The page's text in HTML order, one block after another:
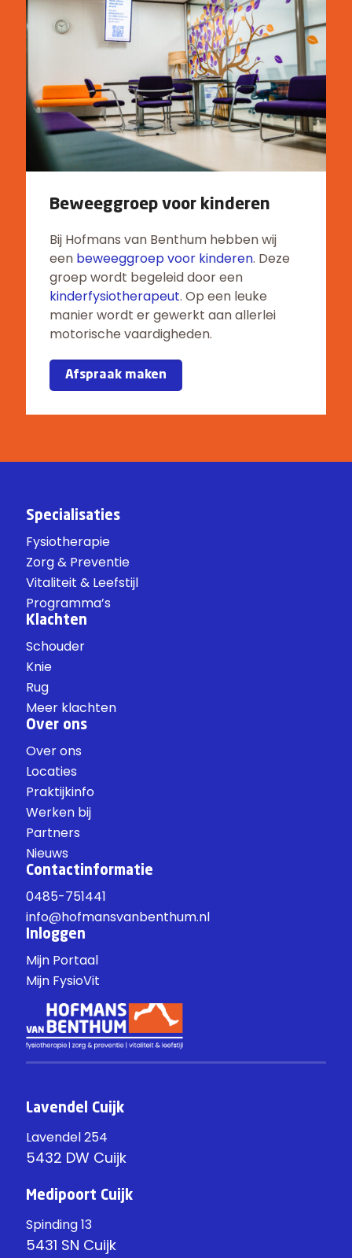
Beweeggroep voor kinderen
Bij Hofmans van Benthum hebben wij
een beweeggroep voor kinderen. Deze
groep wordt begeleid door een
kinderfysiotherapeut. Op een leuke
manier wordt er gewerkt aan allerlei
motorische vaardigheden.
Afspraak maken
Specialisaties
Fysiotherapie
Zorg & Preventie
Vitaliteit & Leefstijl
Programma’s
Klachten
Schouder
Knie
Rug
Meer klachten
Over ons
Over ons
Locaties
Praktijkinfo
Werken bij
Partners
Nieuws
Contactinformatie
0485-751441
info@hofmansvanbenthum.nl
Inloggen
Mijn Portaal
Mijn FysioVit
Lavendel Cuijk
Lavendel 254
5432 DW Cuijk
Medipoort Cuijk
Spinding 13
5431 SN Cuijk